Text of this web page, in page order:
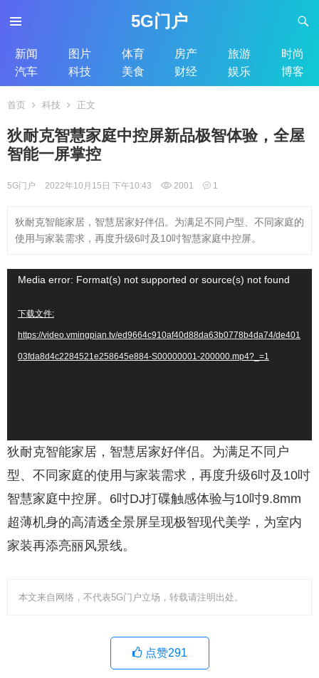
5G门户
新闻 图片 体育 房产 旅游
时尚
汽车
科技 美食 财经 娱乐 博客
首页 科技 正文
狄耐克智慧家庭中控屏新品极智体验，全屋
智能一屏掌控
5G门户 2022年10月15日 下午10:43 2001 1
狄耐克智能家居，智慧居家好伴侣。为满足不同户型、不同家庭的
使用与家装需求，再度升级6吋及10吋智慧家庭中控屏。
视
播
放
器
Media error: Format(s) not supported or source(s) not found
下载文件:
https://video.vmingpian.tv/ed9664c910af40d88da63b0778b4da74/de401
03fda8d4c2284521e258645e884-S00000001-200000.mp4?_=1
狄耐克智能家居，智慧居家好伴侣。为满足不同户
型、不同家庭的使用与家装需求，再度升级6吋及10吋
智慧家庭中控屏。6吋DJ打碟触感体验与10吋9.8mm
超薄机身的高清透全景屏呈现极智现代美学，为室内
家装再添亮丽风景线。
本文来自网络，不代表5G门户立场，转载请注明出处。
点赞291